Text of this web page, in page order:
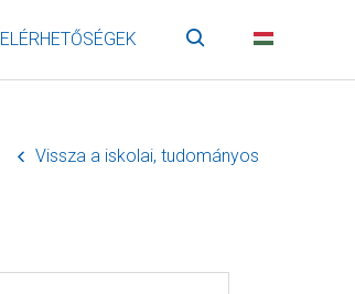
ELÉRHETŐSÉGEK Keresés
Vissza a iskolai, tudományos